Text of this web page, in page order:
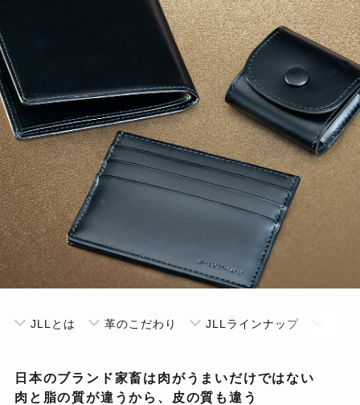
JLLとは 革のこだわり JLLラインナップ
日本のブランド家畜は肉がうまいだけではない
肉と脂の質が違うから、皮の質も違う